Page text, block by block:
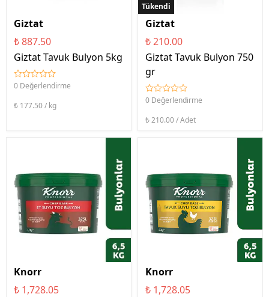
Giztat
₺ 887.50
Giztat Tavuk Bulyon 5kg
0 Değerlendirme
₺ 177.50 / kg
Tükendi
Giztat
₺ 210.00
Giztat Tavuk Bulyon 750
gr
0 Değerlendirme
₺ 210.00 / Adet
Knorr
₺ 1,728.05
Knorr
₺ 1,728.05